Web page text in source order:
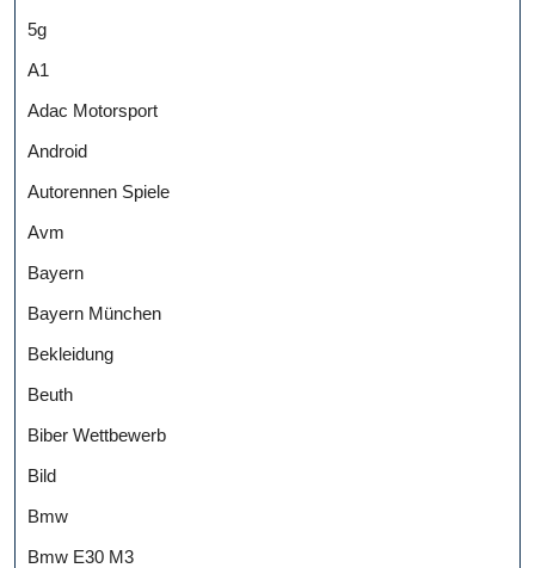
5g
A1
Adac Motorsport
Android
Autorennen Spiele
Avm
Bayern
Bayern München
Bekleidung
Beuth
Biber Wettbewerb
Bild
Bmw
Bmw E30 M3